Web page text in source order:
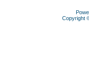
Copyright